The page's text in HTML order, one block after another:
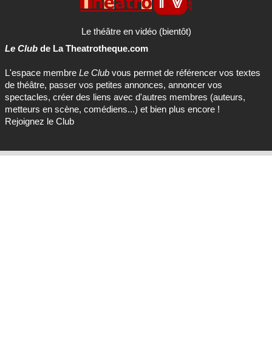
Le théâtre en vidéo (bientôt)
Le Club de La Theatrotheque.com
L'espace membre Le Club vous permet de référencer vos textes
de théâtre, passer vos petites annonces, annoncer vos
spectacles, créer des liens avec d'autres membres (auteurs,
metteurs en scène, comédiens...) et bien plus encore !
Rejoignez le Club